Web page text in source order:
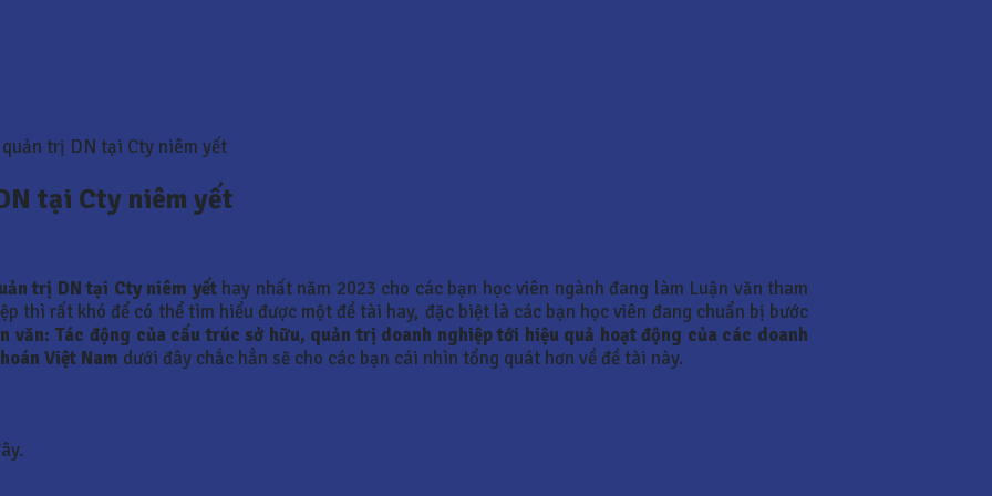
trị DN tại Cty niêm yết
tại Cty niêm yết
trị DN tại Cty niêm yết hay nhất năm 2023 cho các bạn học viên ngành đang làm Luận văn tham
thì rất khó để có thể tìm hiểu được một đề tài hay, đặc biệt là các bạn học viên đang chuẩn bị bước
văn: Tác động của cấu trúc sở hữu, quản trị doanh nghiệp tới hiệu quả hoạt động của các doanh
Việt Nam dưới đây chắc hẳn sẽ cho các bạn cái nhìn tổng quát hơn về đề tài này.